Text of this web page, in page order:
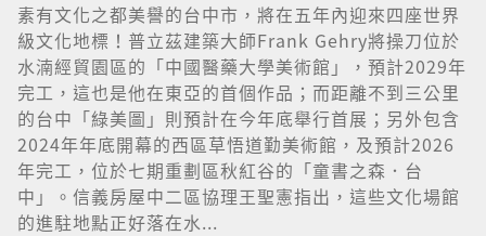
素有文化之都美譽的台中市，將在五年內迎來四座世界
級文化地標！普立茲建築大師Frank Gehry將操刀位於
水湳經貿園區的「中國醫藥大學美術館」，預計2029年
完工，這也是他在東亞的首個作品；而距離不到三公里
的台中「綠美圖」則預計在今年底舉行首展；另外包含
2024年年底開幕的西區草悟道勤美術館，及預計2026
年完工，位於七期重劃區秋紅谷的「童書之森．台
中」。信義房屋中二區協理王聖憲指出，這些文化場館
的進駐地點正好落在水...